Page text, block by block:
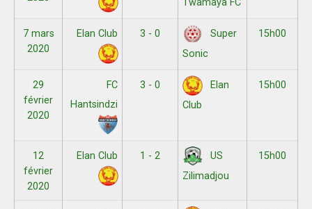
7 mars
2020
Elan Club 3 - 0
Super
Sonic
15h00
29
février
2020
FC
Hantsindzi
3 - 0
Elan
Club
15h00
12
février
2020
Elan Club 1 - 2
US
Zilimadjou
15h00